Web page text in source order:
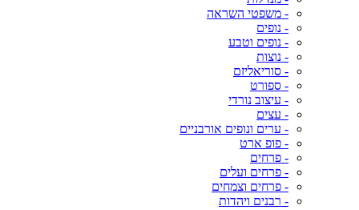
- משפטי השראה
- נופים
- נופים וטבע
- נוצות
- סוריאליזם
- ספורט
- עיצוב נורדי
- עצים
- ערים ונופים אורבניים
- פופ ארט
- פרחים
- פרחים ועלים
- פרחים וצמחים
- רבנים ויהדות